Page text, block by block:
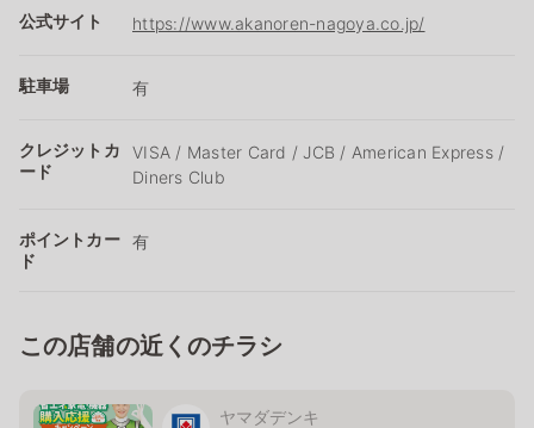
公式サイト https://www.akanoren-nagoya.co.jp/
駐車場 有
クレジットカ
ード
VISA / Master Card / JCB / American Express /
Diners Club
ポイントカー
ド
有
この店舗の近くのチラシ
ヤマダデンキ